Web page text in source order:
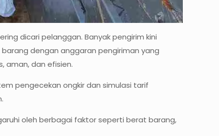
dicari pelanggan. Banyak pengirim kini
dengan anggaran pengiriman yang
aman, dan efisien.
pengecekan ongkir dan simulasi tarif
oleh berbagai faktor seperti berat barang,